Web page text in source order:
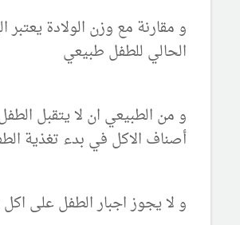
و مقارنة مع وزن الولادة يعتبر
الحالي للطفل طبيعي
و من الطبيعي ان لا يتقبل
أصناف الاكل في بدء تغذية
و لا يجوز اجبار الطفل على اكل